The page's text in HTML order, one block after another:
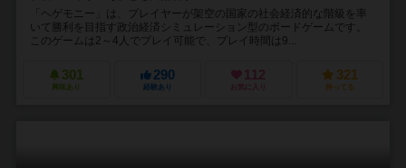
「ヘゲモニー」は、プレイヤーが架空の国家の社会経済的な階級を率
いて勝利を目指す政治経済シミュレーション型のボードゲームです。
このゲームは2～4人でプレイ可能で、プレイ時間は9...
301
興味あり
290
経験あり
112
お気に入り
321
持ってる